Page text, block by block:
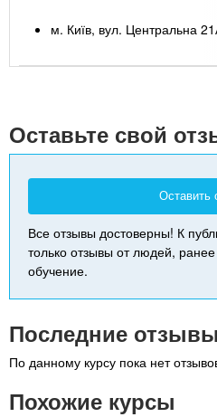
м. Київ, вул. Центральна
Оставьте свой
Оставить
Все отзывы достоверны! К
только отзывы от людей,
обучение.
Последние отзывы
По данному курсу пока нет
Похожие курсы